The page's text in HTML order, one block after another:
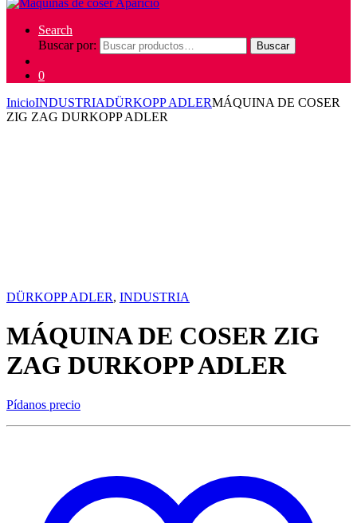
Search
Buscar por:
Buscar
0
InicioINDUSTRIADÜRKOPP ADLERMÁQUINA DE COSER
ZIG ZAG DURKOPP ADLER
DÜRKOPP ADLER, INDUSTRIA
MÁQUINA DE COSER ZIG
ZAG DURKOPP ADLER
Pídanos precio